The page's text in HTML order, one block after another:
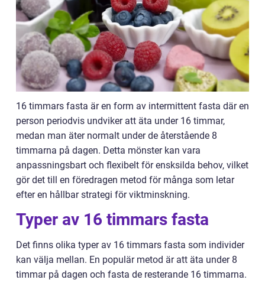
16 timmars fasta är en form av intermittent fasta där en
person periodvis undviker att äta under 16 timmar,
medan man äter normalt under de återstående 8
timmarna på dagen. Detta mönster kan vara
anpassningsbart och flexibelt för ensksilda behov, vilket
gör det till en föredragen metod för många som letar
efter en hållbar strategi för viktminskning.
Typer av 16 timmars fasta
Det finns olika typer av 16 timmars fasta som individer
kan välja mellan. En populär metod är att äta under 8
timmar på dagen och fasta de resterande 16 timmarna.